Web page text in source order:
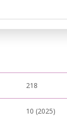
218
10 (2025)